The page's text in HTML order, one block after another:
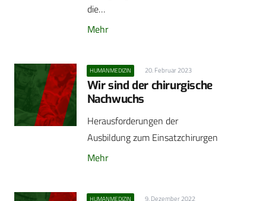
die…
Mehr
HUMANMEDIZIN 20. Februar 2023
Wir sind der chirurgische
Nachwuchs
Herausforderungen der
Ausbildung zum Einsatzchirurgen
Mehr
HUMANMEDIZIN 9. Dezember 2022